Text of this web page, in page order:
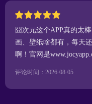
囧次元这个APP真的太
画、壁纸啥都有，每天
啊！官网是
评论时间：2026-08-05